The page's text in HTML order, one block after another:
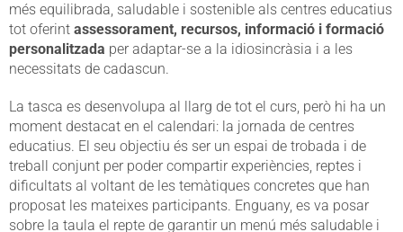
més equilibrada, saludable i sostenible als centres educatius
tot oferint assessorament, recursos, informació i formació
personalitzada per adaptar-se a la idiosincràsia i a les
necessitats de cadascun.
La tasca es desenvolupa al llarg de tot el curs, però hi ha un
moment destacat en el calendari: la jornada de centres
educatius. El seu objectiu és ser un espai de trobada i de
treball conjunt per poder compartir experiències, reptes i
dificultats al voltant de les temàtiques concretes que han
proposat les mateixes participants. Enguany, es va posar
sobre la taula el repte de garantir un menú més saludable i